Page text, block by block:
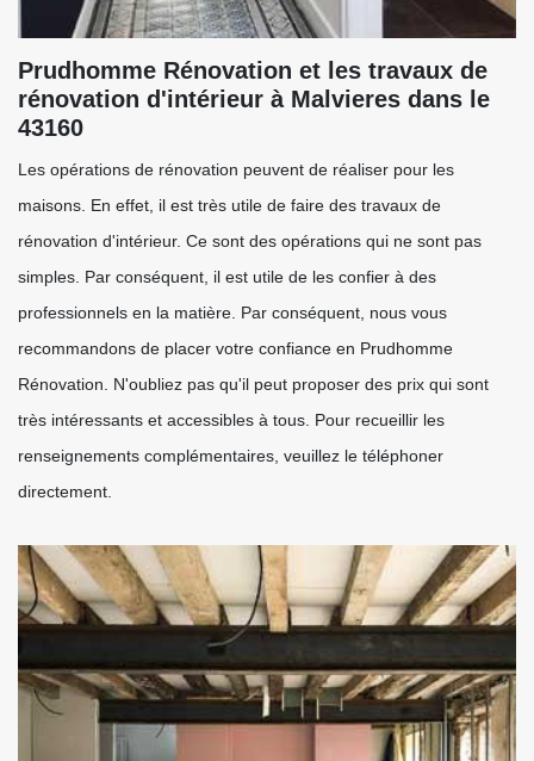
Prudhomme Rénovation et les travaux de
rénovation d'intérieur à Malvieres dans le
43160
Les opérations de rénovation peuvent de réaliser pour les
maisons. En effet, il est très utile de faire des travaux de
rénovation d'intérieur. Ce sont des opérations qui ne sont pas
simples. Par conséquent, il est utile de les confier à des
professionnels en la matière. Par conséquent, nous vous
recommandons de placer votre confiance en Prudhomme
Rénovation. N'oubliez pas qu'il peut proposer des prix qui sont
très intéressants et accessibles à tous. Pour recueillir les
renseignements complémentaires, veuillez le téléphoner
directement.